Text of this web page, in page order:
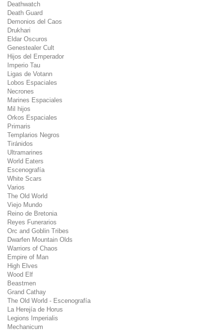
Deathwatch
Death Guard
Demonios del Caos
Drukhari
Eldar Oscuros
Genestealer Cult
Hijos del Emperador
Imperio Tau
Ligas de Votann
Lobos Espaciales
Necrones
Marines Espaciales
Mil hijos
Orkos Espaciales
Primaris
Templarios Negros
Tiránidos
Ultramarines
World Eaters
Escenografía
White Scars
Varios
The Old World
Viejo Mundo
Reino de Bretonia
Reyes Funerarios
Orc and Goblin Tribes
Dwarfen Mountain Olds
Warriors of Chaos
Empire of Man
High Elves
Wood Elf
Beastmen
Grand Cathay
The Old World - Escenografía
La Herejía de Horus
Legions Imperialis
Mechanicum